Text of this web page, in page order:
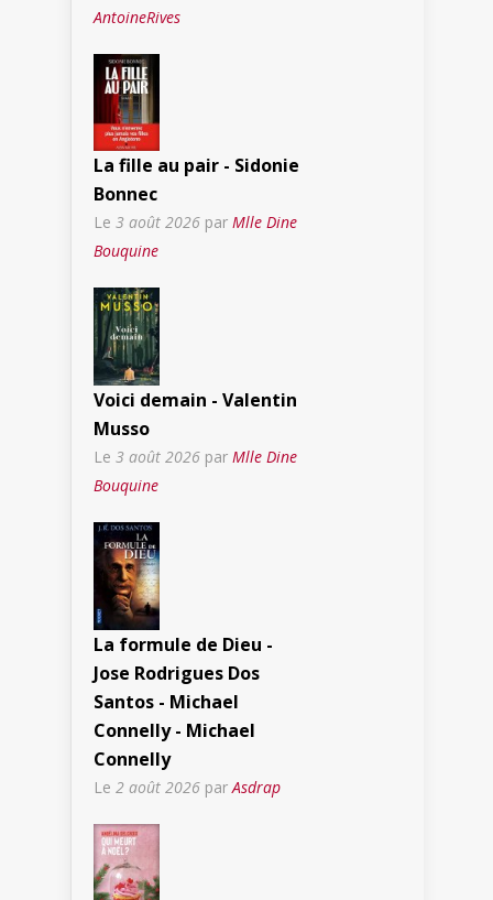
AntoineRives
La fille au pair - Sidonie
Bonnec
Le 3 août 2026 par Mlle Dine
Bouquine
Voici demain - Valentin
Musso
Le 3 août 2026 par Mlle Dine
Bouquine
La formule de Dieu -
Jose Rodrigues Dos
Santos - Michael
Connelly - Michael
Connelly
Le 2 août 2026 parAsdrap